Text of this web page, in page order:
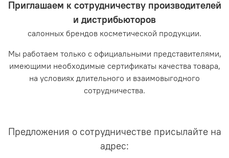
Приглашаем к сотрудничеству производителей
и дистрибьюторов
салонных брендов косметической продукции.
Мы работаем только с официальными представителями,
имеющими необходимые сертификаты качества товара,
на условиях длительного и взаимовыгодного
сотрудничества.
Предложения о сотрудничестве присылайте на
адрес: